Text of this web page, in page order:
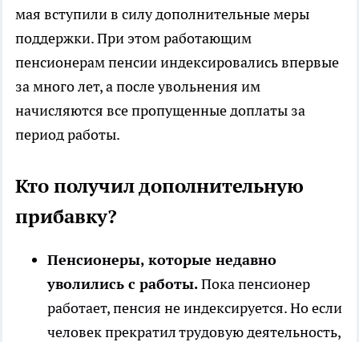
мая вступили в силу дополнительные меры
поддержки. При этом работающим
пенсионерам пенсии индексировались впервые
за много лет, а после увольнения им
начисляются все пропущенные доплаты за
период работы.
Кто получил дополнительную
прибавку?
Пенсионеры, которые недавно
уволились с работы.Пока пенсионер
работает, пенсия не индексируется. Но если
человек прекратил трудовую деятельность,